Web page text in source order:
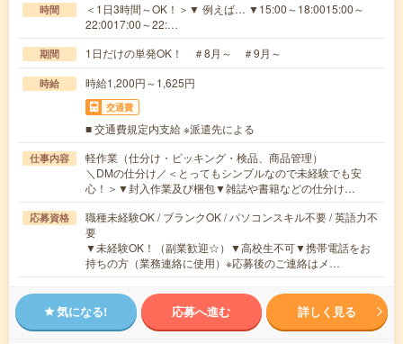
時間
＜1日3時間～OK！＞▼ 例えば… ▼15:00～18:0015:00～
22:0017:00～22:…
期間 1日だけの単発OK！ ＃8月～ ＃9月～
時給 時給1,200円～1,625円
交通費
■ 交通費規定内支給 ※派遣先による
仕事内容
軽作業（仕分け・ピッキング・検品、商品管理）
＼DMの仕分け／＜とってもシンプルなので未経験でも安
心！＞▼封入作業及び梱包▼雑誌や書籍などの仕分け…
応募資格
職種未経験OK / ブランクOK / パソコンスキル不要 / 英語力不
要
▼未経験OK！（副業歓迎☆）▼高校生不可▼携帯電話をお
持ちの方（業務連絡に使用）※応募後のご連絡はメ…
気になる! 応募へ進む 詳しく見る